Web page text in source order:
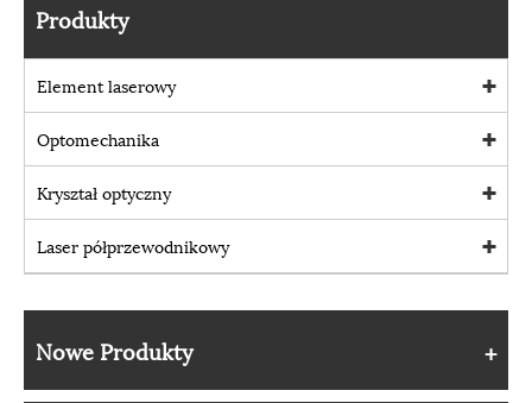
Produkty
Element laserowy
Optomechanika
Kryształ optyczny
Laser półprzewodnikowy
Nowe Produkty